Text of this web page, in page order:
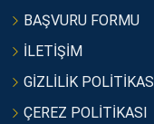
BAŞVURU FORMU
İLETİŞİM
GİZLİLİK POLİTİKASI
ÇEREZ POLİTİKASI